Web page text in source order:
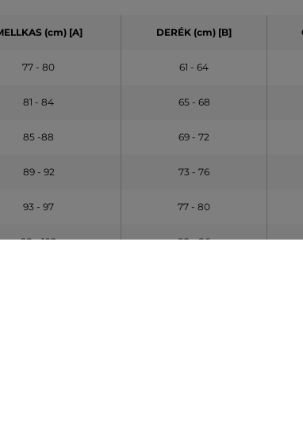
(cm) [A] DERÉK (cm) [B]
77 - 80 61 - 64
81 - 84 65 - 68
85 -88 69 - 72
89 - 92 73 - 76
93 - 97 77 - 80
98 - 102 82 - 86